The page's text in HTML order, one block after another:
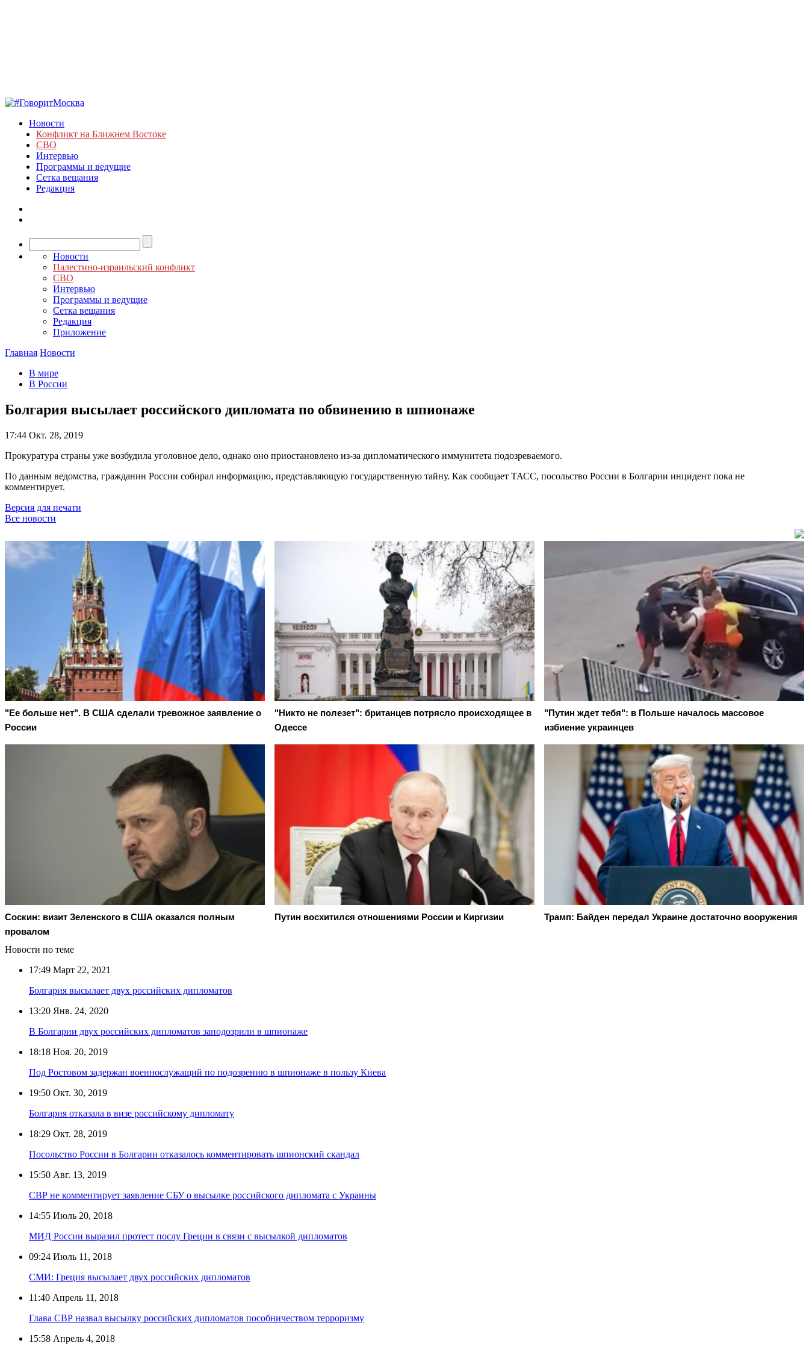
Новости
Конфликт на Ближнем Востоке
СВО
Интервью
Программы и ведущие
Сетка вещания
Редакция
Новости
Палестино-израильский конфликт
СВО
Интервью
Программы и ведущие
Сетка вещания
Редакция
Приложение
Главная Новости
В мире
В России
Болгария высылает российского дипломата по обвинению в шпионаже
17:44 Окт. 28, 2019
Прокуратура страны уже возбудила уголовное дело, однако оно приостановлено из-за дипломатического иммунитета подозреваемого.
По данным ведомства, гражданин России собирал информацию, представляющую государственную тайну. Как сообщает ТАСС, посольство России в Болгарии инцидент пока не
комментирует.
Версия для печати
Все новости
"Ее больше нет". В США сделали тревожное заявление о
России
"Никто не полезет": британцев потрясло происходящее в
Одессе
"Путин ждет тебя": в Польше началось массовое
избиение украинцев
Соскин: визит Зеленского в США оказался полным
провалом
Путин восхитился отношениями России и Киргизии Трамп: Байден передал Украине достаточно вооружения
Новости по теме
17:49 Март 22, 2021
Болгария высылает двух российских дипломатов
13:20 Янв. 24, 2020
В Болгарии двух российских дипломатов заподозрили в шпионаже
18:18 Ноя. 20, 2019
Под Ростовом задержан военнослужащий по подозрению в шпионаже в пользу Киева
19:50 Окт. 30, 2019
Болгария отказала в визе российскому дипломату
18:29 Окт. 28, 2019
Посольство России в Болгарии отказалось комментировать шпионский скандал
15:50 Авг. 13, 2019
СВР не комментирует заявление СБУ о высылке российского дипломата с Украины
14:55 Июль 20, 2018
МИД России выразил протест послу Греции в связи с высылкой дипломатов
09:24 Июль 11, 2018
СМИ: Греция высылает двух российских дипломатов
11:40 Апрель 11, 2018
Глава СВР назвал высылку российских дипломатов пособничеством терроризму
15:58 Апрель 4, 2018